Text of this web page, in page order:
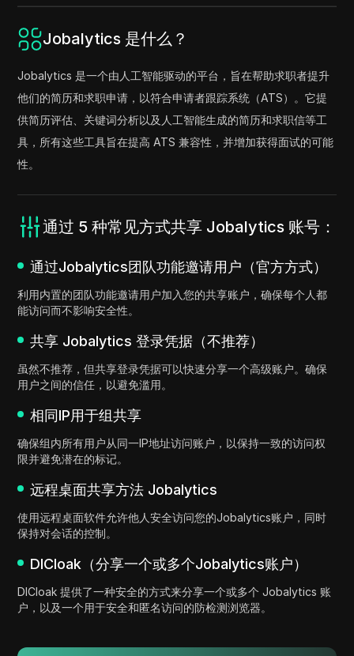
Jobalytics 是什么？
Jobalytics 是一个由人工智能驱动的平台，旨在帮助求职者提升
他们的简历和求职申请，以符合申请者跟踪系统（ATS）。它提
供简历评估、关键词分析以及人工智能生成的简历和求职信等工
具，所有这些工具旨在提高 ATS 兼容性，并增加获得面试的可能
性。
通过 5 种常见方式共享 Jobalytics 账号：
通过Jobalytics团队功能邀请用户（官方方式）
利用内置的团队功能邀请用户加入您的共享账户，确保每个人都
能访问而不影响安全性。
共享 Jobalytics 登录凭据（不推荐）
虽然不推荐，但共享登录凭据可以快速分享一个高级账户。确保
用户之间的信任，以避免滥用。
相同IP用于组共享
确保组内所有用户从同一IP地址访问账户，以保持一致的访问权
限并避免潜在的标记。
远程桌面共享方法 Jobalytics
使用远程桌面软件允许他人安全访问您的Jobalytics账户，同时
保持对会话的控制。
DICloak（分享一个或多个Jobalytics账户）
DICloak 提供了一种安全的方式来分享一个或多个 Jobalytics 账
户，以及一个用于安全和匿名访问的防检测浏览器。